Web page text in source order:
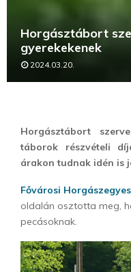
Horgásztábort
gyerekekenek
2024.03.20.
Horgásztábort
táborok részvételi
árakon tudnak idén is
Fővárosi
oldalán osztotta meg,
pecásoknak.